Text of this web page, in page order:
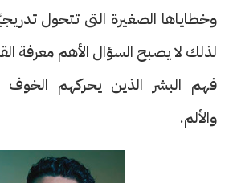
وخطاياها الصغيرة التى تتحول
لذلك لا يصبح السؤال الأهم معرفة
فهم البشر الذين يحركهم الخوف
والألم.